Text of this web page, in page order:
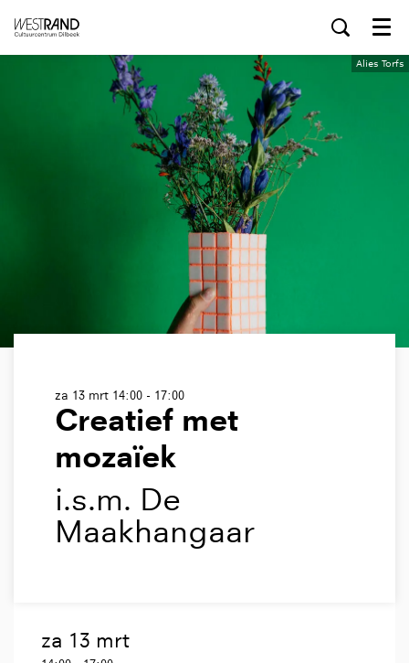
Menu
Alies Torfs
Creatief met
mozaïek
i.s.m. De
Maakhangaar
za 13 mrt 14:00 - 17:00
za 13 mrt